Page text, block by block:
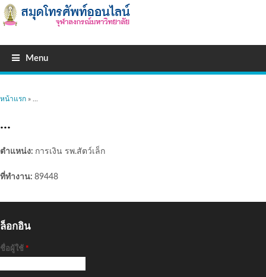
Menu
คุณอยู่ที่นี่
หน้าแรก » ...
...
ตำแหน่ง: การเงิน รพ.สัตว์เล็ก
ที่ทำงาน: 89448
ล็อกอิน
ชื่อผู้ใช้ *